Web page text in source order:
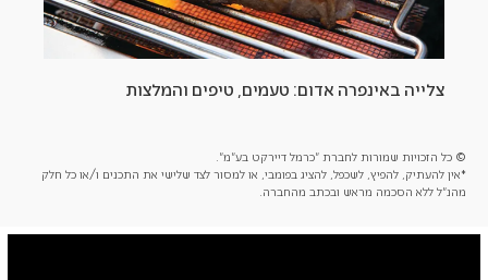
צלייה באינפרה אדום: טעמים, טיפים והמלצות
© כל הזכויות שמורות לחברת "כרמל דיירקט בע"מ".
*אין להעתיק, להפיץ, לשכפל, להציג בפומבי, או למסור לצד שלישי את התכנים ו/או כל חלק
מהנ"ל ללא הסכמה מראש ובכתב מהחברה.